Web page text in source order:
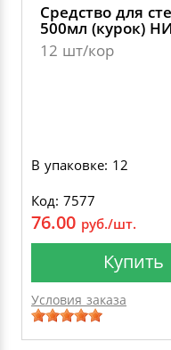
Средство для
500мл (курок)
12 шт/кор
В упаковке: 12
Код: 7577
76.00 руб./шт.
Купить
Условия заказа